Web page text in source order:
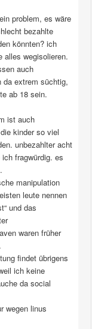
problem, es wäre
bezahlte
könnten? ich
alles wegisolieren.
auch
da extrem süchtig,
ab 18 sein.
ist auch
kinder so viel
unbezahlter acht
fragwürdig. es
manipulation
leute nennen
und das
waren früher
findet übrigens
ich keine
da social
wegen linus